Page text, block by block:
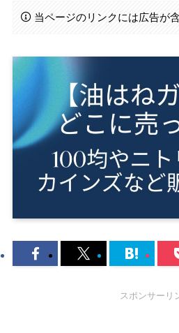
当ページのリンクには広告が
スポンサーリ